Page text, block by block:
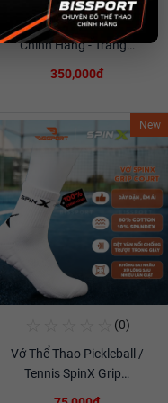
Xem chi tiết
Túi Cầu Lông YWYAT C309
Chính Hãng - Trắng…
350,000đ
New
(0)
Vớ Thể Thao Pickleball /
Tennis SpinX Grip…